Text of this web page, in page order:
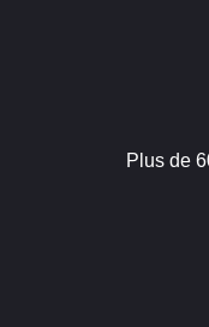
Plus de